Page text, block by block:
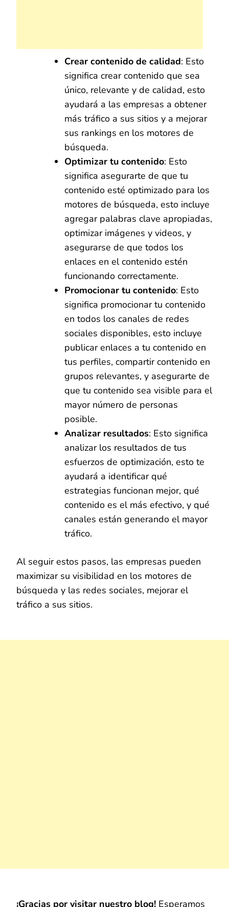
Crear contenido de calidad: Esto
significa crear contenido que sea
único, relevante y de calidad, esto
ayudará a las empresas a obtener
más tráfico a sus sitios y a mejorar
sus rankings en los motores de
búsqueda.
Optimizar tu contenido: Esto
significa asegurarte de que tu
contenido esté optimizado para los
motores de búsqueda, esto incluye
agregar palabras clave apropiadas,
optimizar imágenes y videos, y
asegurarse de que todos los
enlaces en el contenido estén
funcionando correctamente.
Promocionar tu contenido: Esto
significa promocionar tu contenido
en todos los canales de redes
sociales disponibles, esto incluye
publicar enlaces a tu contenido en
tus perfiles, compartir contenido en
grupos relevantes, y asegurarte de
que tu contenido sea visible para el
mayor número de personas
posible.
Analizar resultados: Esto significa
analizar los resultados de tus
esfuerzos de optimización, esto te
ayudará a identificar qué
estrategias funcionan mejor, qué
contenido es el más efectivo, y qué
canales están generando el mayor
tráfico.
Al seguir estos pasos, las empresas pueden
maximizar su visibilidad en los motores de
búsqueda y las redes sociales, mejorar el
tráfico a sus sitios.
¡Gracias por visitar nuestro blog! Esperamos